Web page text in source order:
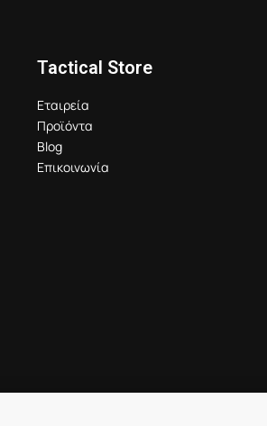
Tactical Store
Εταιρεία
Προϊόντα
Blog
Επικοινωνία